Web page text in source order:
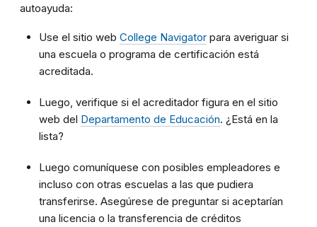
autoayuda:
Use el sitio web College Navigator para averiguar si
una escuela o programa de certificación está
acreditada.
Luego, verifique si el acreditador figura en el sitio
web del Departamento de Educación. ¿Está en la
lista?
Luego comuníquese con posibles empleadores e
incluso con otras escuelas a las que pudiera
transferirse. Asegúrese de preguntar si aceptarían
una licencia o la transferencia de créditos